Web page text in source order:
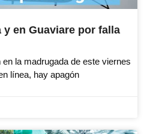
y en Guaviare por falla
la madrugada de este viernes
línea, hay apagón